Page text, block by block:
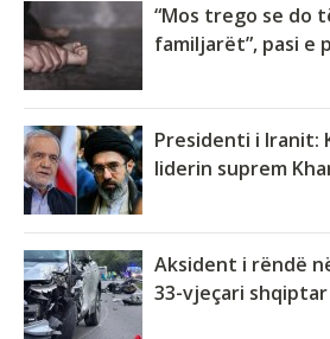
“Mos trego se do
familjarët”, pasi e
Presidenti i Iranit:
liderin suprem
Aksident i rëndë
33-vjeçari shqiptar